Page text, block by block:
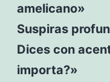
amelicano»
Suspiras
Dices con
importa?»